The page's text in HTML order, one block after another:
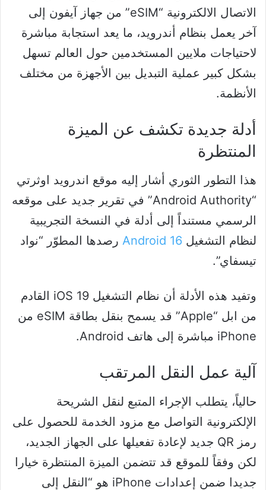
الاتصال الالكترونية “eSIM” من جهاز آيفون إلى
آخر يعمل بنظام أندرويد، ما يعد استجابة مباشرة
لاحتياجات ملايين المستخدمين حول العالم تسهل
بشكل كبير عملية التبديل بين الأجهزة من مختلف
الأنظمة.
أدلة جديدة تكشف عن الميزة
المنتظرة
هذا التطور الثوري أشار إليه موقع اندرويد اوثرتي
“Android Authority” في تقرير جديد على موقعه
الرسمي مستنداً إلى أدلة في النسخة التجريبية
لنظام التشغيل Android 16 رصدها المطوّر “نواد
تيسفاي”.
وتفيد هذه الأدلة أن نظام التشغيل iOS 19 القادم
من ابل “Apple” قد يسمح بنقل بطاقة eSIM من
iPhone مباشرة إلى هاتف Android.
آلية عمل النقل المرتقب
حالياً، يتطلب الإجراء المتبع لنقل الشريحة
الإلكترونية التواصل مع مزود الخدمة للحصول على
رمز QR جديد لإعادة تفعيلها على الجهاز الجديد،
لكن وفقاً للموقع قد تتضمن الميزة المنتظرة خيارا
جديدا ضمن إعدادات iPhone هو “النقل إلى